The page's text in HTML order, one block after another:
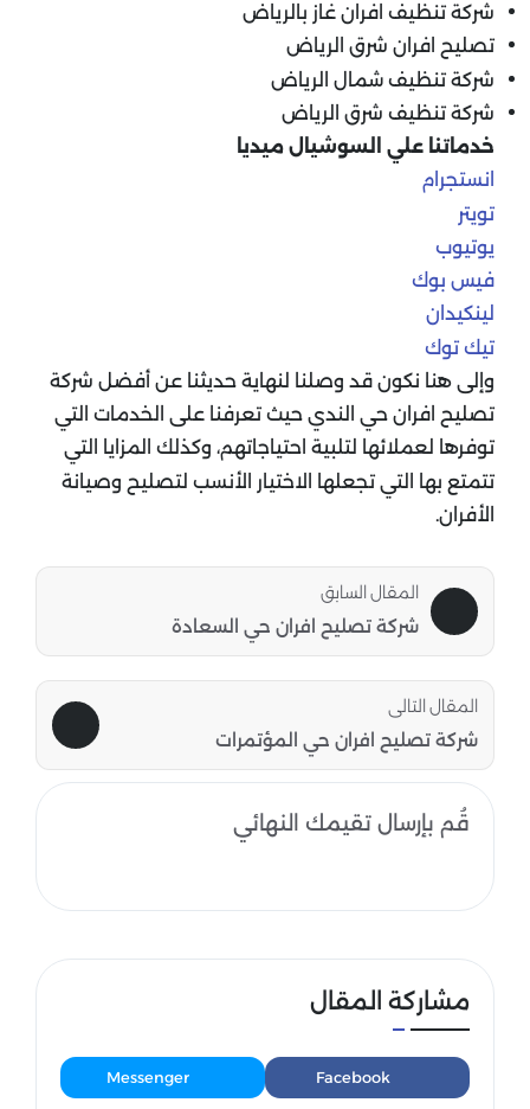
شركة تنظيف افران غاز بالرياض
تصليح افران شرق الرياض
شركة تنظيف شمال الرياض
شركة تنظيف شرق الرياض
خدماتنا علي السوشيال ميديا
انستجرام
تويتر
يوتيوب
فيس بوك
لينكيدان
تيك توك
وإلى هنا نكون قد وصلنا لنهاية حديثنا عن أفضل شركة
تصليح افران حي الندي حيث تعرفنا على الخدمات التي
توفرها لعملائها لتلبية احتياجاتهم، وكذلك المزايا التي
تتمتع بها التي تجعلها الاختيار الأنسب لتصليح وصيانة
الأفران.
المقال السابق
شركة تصليح افران حي السعادة
المقال التالى
شركة تصليح افران حي المؤتمرات
قُم بإرسال تقيمك النهائي
مشاركة المقال
Facebook
Messenger